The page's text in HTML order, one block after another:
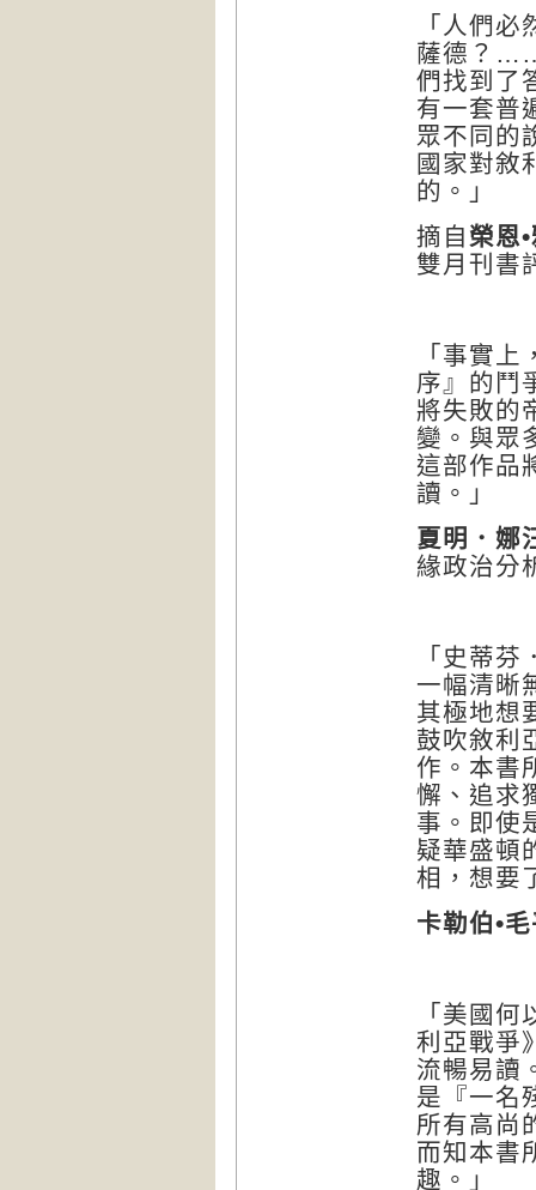
「人們
薩德？
們找到了
有一套普
眾不同的
國家對敘
的。」
摘自 榮恩•
雙月刊書
「事實
序』的鬥
將失敗的
變。與眾
這部作品
讀。」
夏明．娜
緣政治分
「史蒂
一幅清晰
其極地想
鼓吹敘利
作。本書
懈、追求
事。即使
疑華盛頓
相，想要
卡勒伯•
「美國
利亞戰爭
流暢易讀
是『一名
所有高尚
而知本書
趣。」